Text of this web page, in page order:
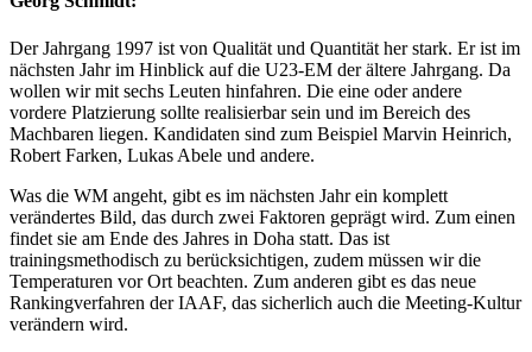
Der Jahrgang 1997 ist von Qualität und Quantität her stark. Er ist im
nächsten Jahr im Hinblick auf die U23-EM der ältere Jahrgang. Da
wollen wir mit sechs Leuten hinfahren. Die eine oder andere
vordere Platzierung sollte realisierbar sein und im Bereich des
Machbaren liegen. Kandidaten sind zum Beispiel Marvin Heinrich,
Robert Farken, Lukas Abele und andere.
Was die WM angeht, gibt es im nächsten Jahr ein komplett
verändertes Bild, das durch zwei Faktoren geprägt wird. Zum einen
findet sie am Ende des Jahres in Doha statt. Das ist
trainingsmethodisch zu berücksichtigen, zudem müssen wir die
Temperaturen vor Ort beachten. Zum anderen gibt es das neue
Rankingverfahren der IAAF, das sicherlich auch die Meeting-Kultur
verändern wird.